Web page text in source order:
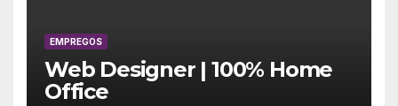
EMPREGOS
Web Designer | 100% Home
Office